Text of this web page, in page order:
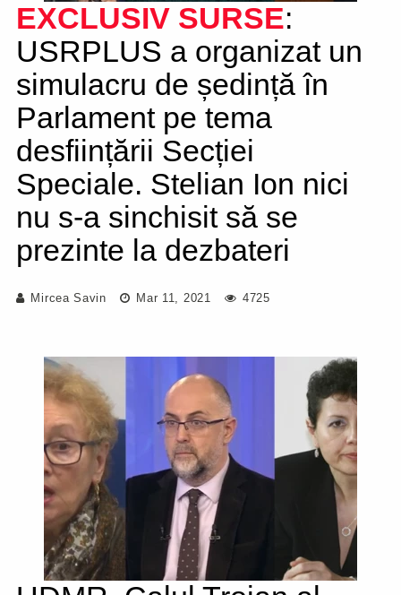
EXCLUSIV SURSE:
USRPLUS a organizat un
simulacru de ședință în
Parlament pe tema
desființării Secției
Speciale. Stelian Ion nici
nu s-a sinchisit să se
prezinte la dezbateri
Mircea Savin Mar 11, 2021 4725